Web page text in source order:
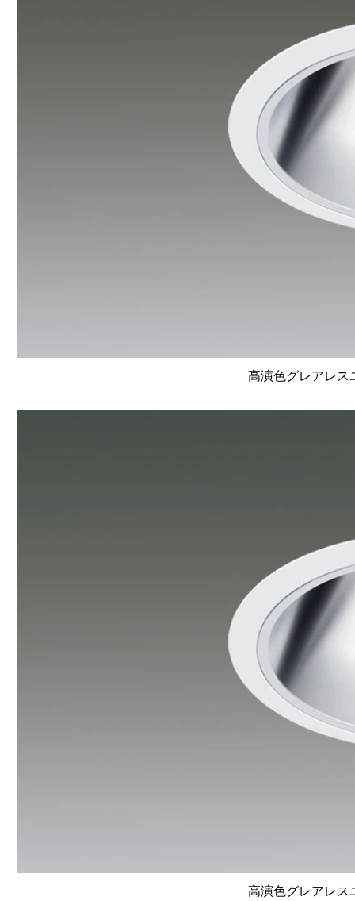
高演色グレアレス
高演色グレアレス